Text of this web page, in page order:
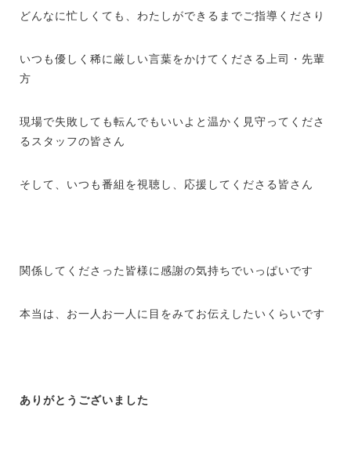
どんなに忙しくても、わたしができるまでご指導くださり
いつも優しく稀に厳しい言葉をかけてくださる上司・先輩
方
現場で失敗しても転んでもいいよと温かく見守ってくださ
るスタッフの皆さん
そして、いつも番組を視聴し、応援してくださる皆さん
関係してくださった皆様に感謝の気持ちでいっぱいです
本当は、お一人お一人に目をみてお伝えしたいくらいです
ありがとうございました